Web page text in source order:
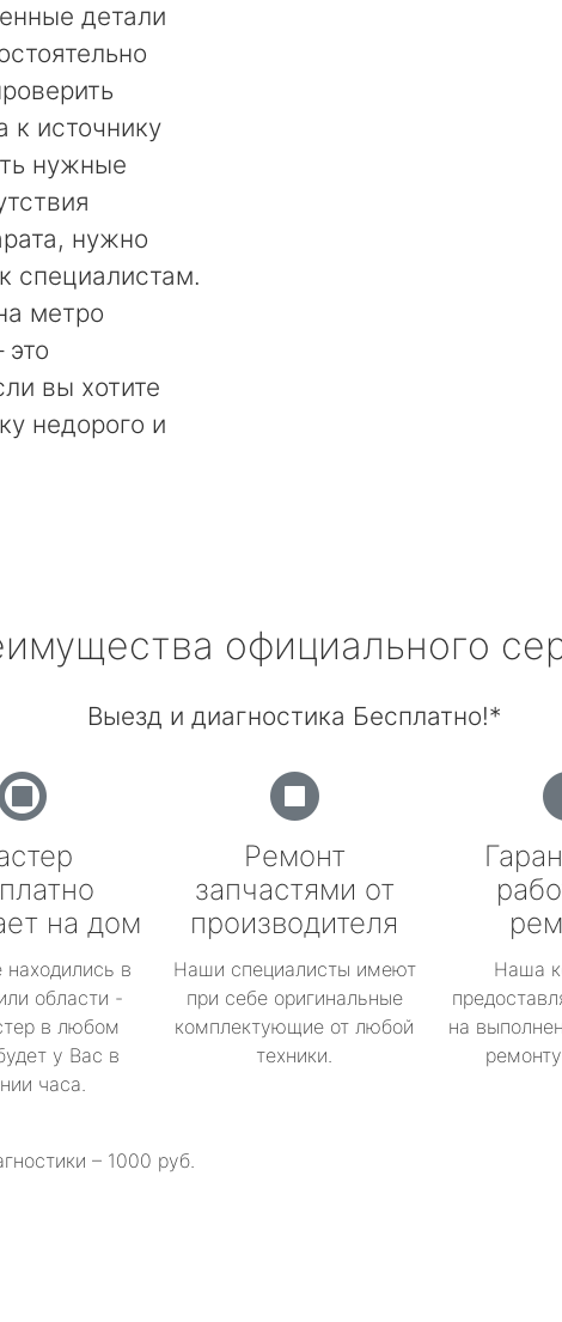
детали
к источнику
нужные
нужно
специалистам.
метро
вы хотите
недорого и
официального
Выезд и диагностика Бесплатно!*
на дом
в
области -
в любом
у Вас в
часа.
Ремонт
запчастями от
производителя
Наши специалисты имеют
при себе оригинальные
комплектующие от любой
техники.
Наша
на
– 1000 руб.